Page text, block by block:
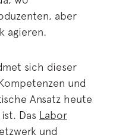
aber
agieren.
sich dieser
und
Ansatz heute
Das Labor
und